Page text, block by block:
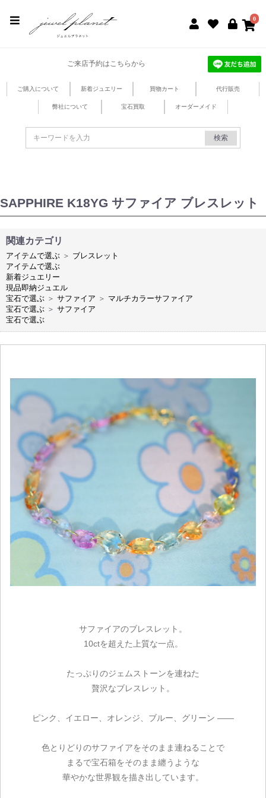
0
ご来店予約はこちらから
ご購入について 新着ジュエリー 買物カート 代行販売
弊社について 宝石買取 オーダーメイド
検索
SAPPHIRE K18YG サファイア ブレスレット
関連カテゴリ
アイテムで選ぶ ＞ ブレスレット
アイテムで選ぶ
新着ジュエリー
現品即納ジュエル
宝石で選ぶ ＞ サファイア ＞ マルチカラーサファイア
宝石で選ぶ ＞ サファイア
宝石で選ぶ
サファイアのブレスレット。
10ctを超えた上質な一点。
たっぷりのジェムストーンを連ねた
贅沢なブレスレット。
ピンク、イエロー、オレンジ、ブルー、グリーン ――
色とりどりのサファイアをそのまま連ねることで
まるで宝石箱をそのまま纏うような
華やかな世界観を描き出しています。